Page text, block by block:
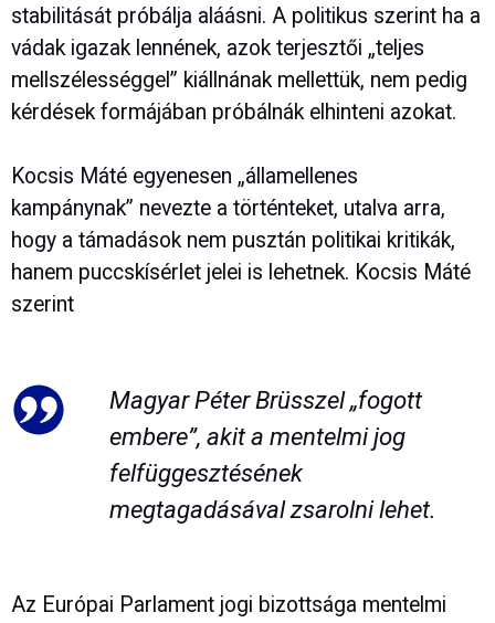
stabilitását próbálja aláásni. A politikus szerint ha a
vádak igazak lennének, azok terjesztői „teljes
mellszélességgel” kiállnának mellettük, nem pedig
kérdések formájában próbálnák elhinteni azokat.
Kocsis Máté egyenesen „államellenes
kampánynak” nevezte a történteket, utalva arra,
hogy a támadások nem pusztán politikai kritikák,
hanem puccskísérlet jelei is lehetnek. Kocsis Máté
szerint
Magyar Péter Brüsszel „fogott
embere”, akit a mentelmi jog
felfüggesztésének
megtagadásával zsarolni lehet.
Az Európai Parlament jogi bizottsága mentelmi